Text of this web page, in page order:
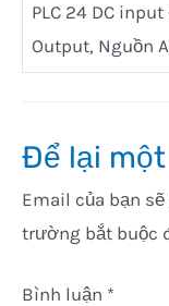
PLC 24 DC input
Output, Nguồn
Để lại
Email của bạn
trường bắt buộc
Bình luận *